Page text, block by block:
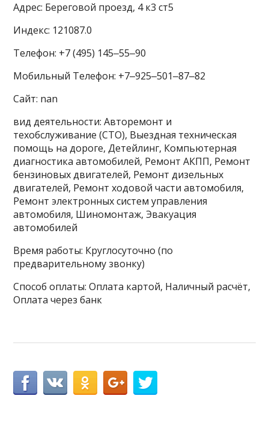
Адрес: Береговой проезд, 4 к3 ст5
Индекс: 121087.0
Телефон: +7 (495) 145‒55‒90
Мобильный Телефон: +7‒925‒501‒87‒82
Сайт: nan
вид деятельности: Авторемонт и
техобслуживание (СТО), Выездная техническая
помощь на дороге, Детейлинг, Компьютерная
диагностика автомобилей, Ремонт АКПП, Ремонт
бензиновых двигателей, Ремонт дизельных
двигателей, Ремонт ходовой части автомобиля,
Ремонт электронных систем управления
автомобиля, Шиномонтаж, Эвакуация
автомобилей
Время работы: Круглосуточно (по
предварительному звонку)
Способ оплаты: Оплата картой, Наличный расчёт,
Оплата через банк